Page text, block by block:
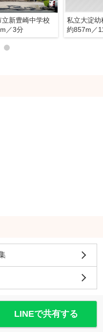
立新豊崎中学校
／3分
私立大淀幼
約857m／
LINEで共有する